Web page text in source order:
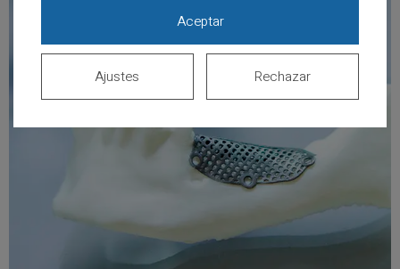
Aceptar
Rechazar
Ajustes